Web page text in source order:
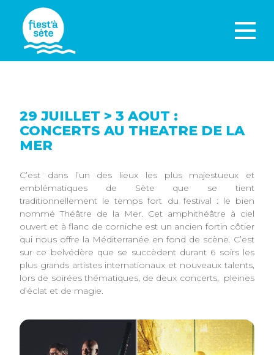
29 JUILLET > 3 AOUT :
CONCERTS AU THEATRE DE LA
MER
C’est dans l’un des lieux les plus majestueux et
emblématiques de Sète que se tient
traditionnellement le temps fort du festival : le bien
nommé Théâtre de la Mer. Cet amphithéâtre à ciel
ouvert et à flanc de corniche est un ancien fortin côtier
qui nous offre la Méditerranée en fond de scène. C’est
sur ce belvédère que se succèdent durant 6 soirs les
plus grands artistes internationaux et nouveaux talents,
lors de soirées thématiques, de deux concerts, pleines
d’éclat et de magie.